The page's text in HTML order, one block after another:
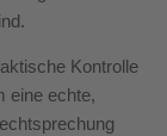
Kontrolle
eine echte,